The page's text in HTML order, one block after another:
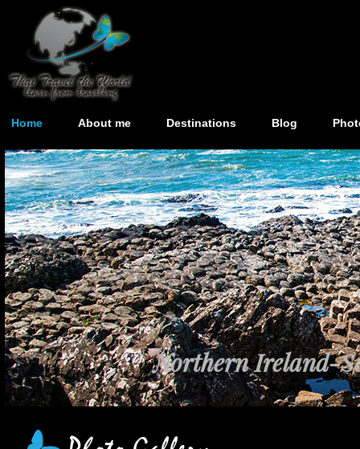
Home About me Destinations Blog
Northern Ireland-
เส้นทาง Egypt-